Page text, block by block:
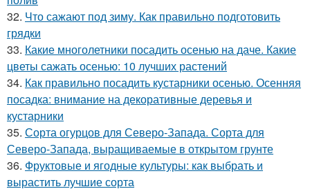
32. Что сажают под зиму. Как правильно подготовить
грядки
33. Какие многолетники посадить осенью на даче. Какие
цветы сажать осенью: 10 лучших растений
34. Как правильно посадить кустарники осенью. Осенняя
посадка: внимание на декоративные деревья и
кустарники
35. Сорта огурцов для Северо-Запада. Сорта для
Северо-Запада, выращиваемые в открытом грунте
36. Фруктовые и ягодные культуры: как выбрать и
вырастить лучшие сорта